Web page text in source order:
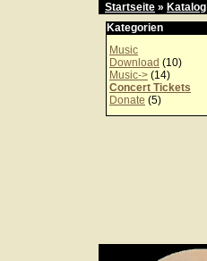
Startseite » Katalog
Kategorien
Music
Download (10)
Music-> (14)
Concert Tickets
Donate (5)